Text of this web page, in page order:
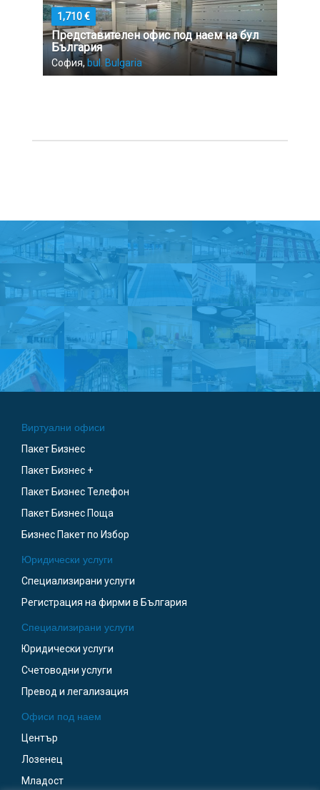
1,710 €
Представителен офис под наем на бул
България
София, bul. Bulgaria
Виртуални офиси
Пакет Бизнес
Пакет Бизнес +
Пакет Бизнес Телефон
Пакет Бизнес Поща
Бизнес Пакет по Избор
Юридически услуги
Специализирани услуги
Регистрация на фирми в България
Специализирани услуги
Юридически услуги
Счетоводни услуги
Превод и легализация
Офиси под наем
Център
Лозенец
Младост